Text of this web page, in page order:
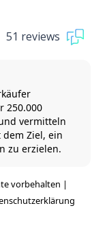
51 reviews
250.000
vermitteln
Ziel, ein
zu erzielen.
vorbehalten |